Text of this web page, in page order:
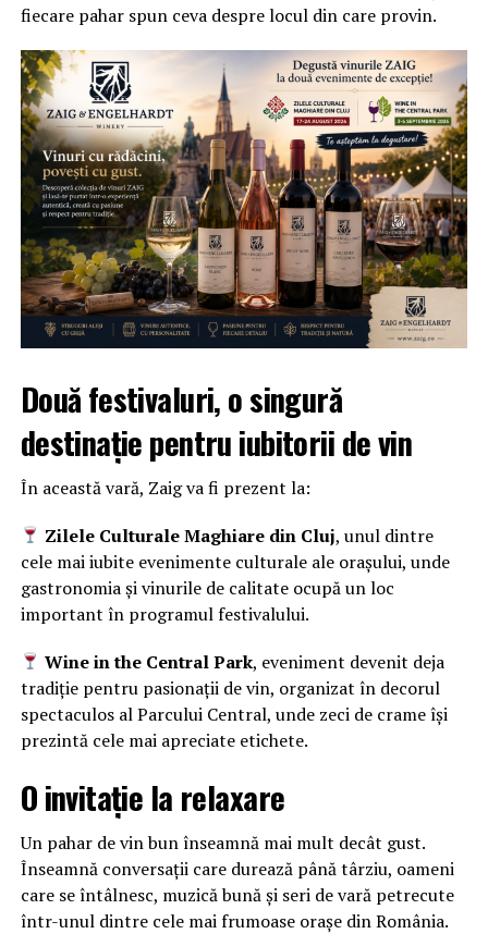
fiecare pahar spun ceva despre locul din care provin.
Două festivaluri, o singură
destinație pentru iubitorii de vin
În această vară, Zaig va fi prezent la:
Zilele Culturale Maghiare din Cluj, unul dintre
cele mai iubite evenimente culturale ale orașului, unde
gastronomia și vinurile de calitate ocupă un loc
important în programul festivalului.
Wine in the Central Park, eveniment devenit deja
tradiție pentru pasionații de vin, organizat în decorul
spectaculos al Parcului Central, unde zeci de crame își
prezintă cele mai apreciate etichete.
O invitație la relaxare
Un pahar de vin bun înseamnă mai mult decât gust.
Înseamnă conversații care durează până târziu, oameni
care se întâlnesc, muzică bună și seri de vară petrecute
într-unul dintre cele mai frumoase orașe din România.